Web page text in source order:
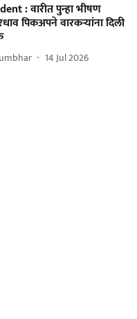
: वारीत पुन्हा भीषण
पिकअपने वारकऱ्यांना दिली
14 Jul 2026